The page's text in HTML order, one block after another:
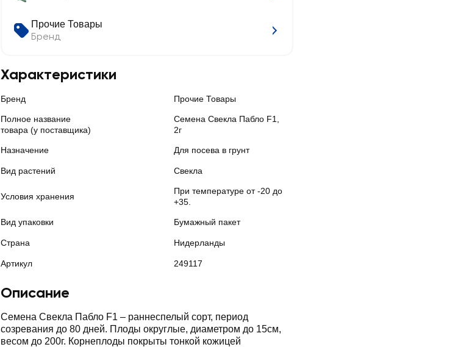
Прочие Товары
Бренд
Характеристики
Бренд Прочие Товары
Полное название
товара (у поставщика)
Семена Свекла Пабло F1,
2г
Назначение Для посева в грунт
Вид растений Свекла
Условия хранения
При температуре от -20 до
+35.
Вид упаковки Бумажный пакет
Страна Нидерланды
Артикул 249117
Описание
Семена Свекла Пабло F1 – раннеспелый сорт, период
созревания до 80 дней. Плоды округлые, диаметром до 15см,
весом до 200г. Корнеплоды покрыты тонкой кожицей